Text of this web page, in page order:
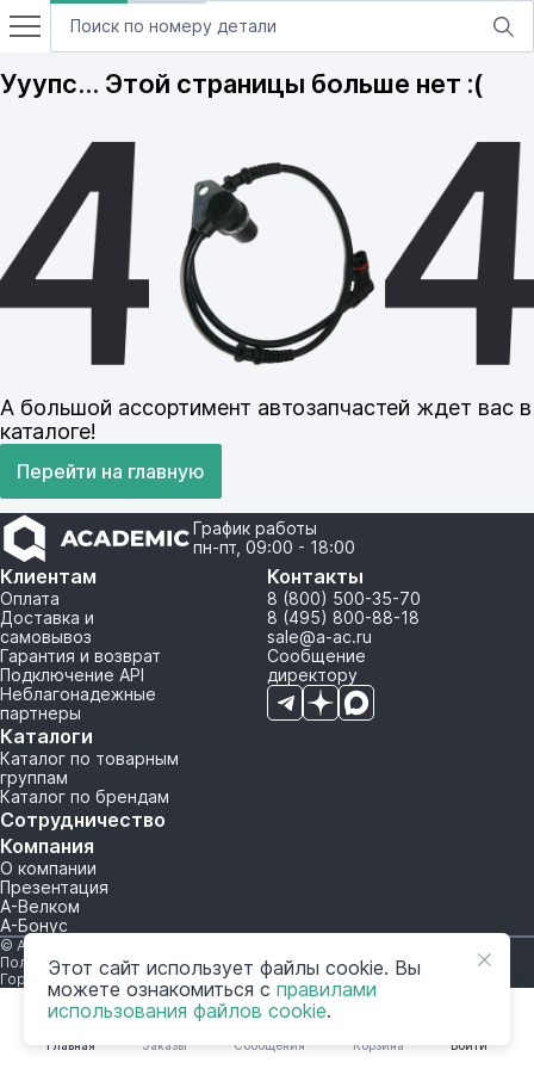
Главная Войти
Заказы Сообщения Корзина
Ууупс… Этой страницы больше нет :(
А большой ассортимент автозапчастей ждет вас в
каталоге!
Перейти на главную
График работы
пн-пт, 09:00 - 18:00
Клиентам
Оплата
Доставка и
самовывоз
Гарантия и возврат
Подключение API
Неблагонадежные
партнеры
Каталоги
Каталог по товарным
группам
Каталог по брендам
Сотрудничество
Компания
О компании
Презентация
А-Велком
А-Бонус
Контакты
8 (800) 500-35-70
8 (495) 800-88-18
sale@a-ac.ru
Сообщение
директору
© A-AC.RU 2015-2026. Все права защищены.
Политика обработки персональных данных
Горячая линия корпоративного регулирования и контроля
Этот сайт использует файлы cookie. Вы
можете ознакомиться с правилами
использования файлов cookie.